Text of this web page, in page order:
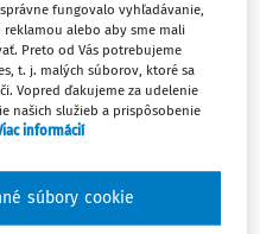
s majetkom obce alebo
obcí a zákonom o
majetku medzi správcami
rozpočtové organizácie
obcou alebo ...
fungovalo vyhľadávanie,
alebo aby sme mali
Preto od Vás potrebujeme
t. j. malých súborov, ktoré sa
Vopred ďakujeme za udelenie
našich služieb a prispôsobenie
informácií
súbory cookie